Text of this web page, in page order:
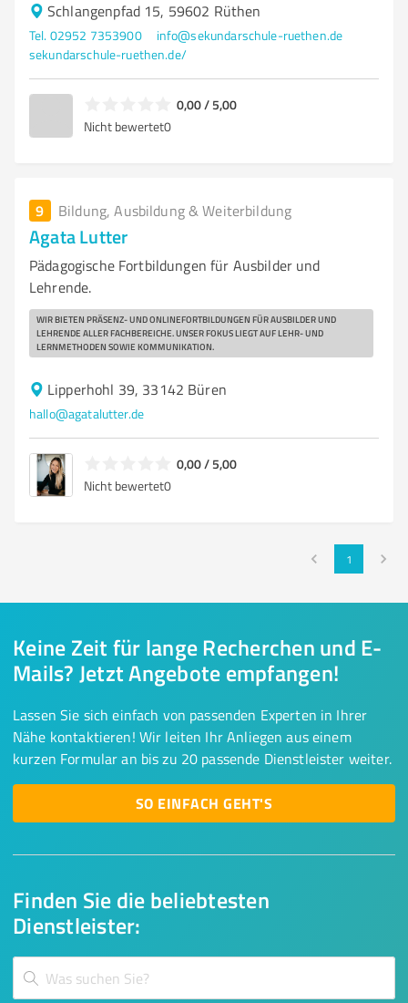
Schlangenpfad 15, 59602 Rüthen
Tel. 02952 7353900
info@sekundarschule-ruethen.de
sekundarschule-ruethen.de/
0,00 / 5,00
Nicht bewertet0
9 Bildung, Ausbildung & Weiterbildung
Agata Lutter
Pädagogische Fortbildungen für Ausbilder und
Lehrende.
WIR BIETEN PRÄSENZ- UND ONLINEFORTBILDUNGEN FÜR AUSBILDER UND
LEHRENDE ALLER FACHBEREICHE. UNSER FOKUS LIEGT AUF LEHR- UND
LERNMETHODEN SOWIE KOMMUNIKATION.
Lipperhohl 39, 33142 Büren
hallo@agatalutter.de
0,00 / 5,00
Nicht bewertet0
1
Finden Sie die beliebtesten
Dienstleister:
Keine Zeit für lange Recherchen und E-
Mails? Jetzt Angebote empfangen!
Lassen Sie sich einfach von passenden Experten in Ihrer
Nähe kontaktieren! Wir leiten Ihr Anliegen aus einem
kurzen Formular an bis zu 20 passende Dienstleister weiter.
SO EINFACH GEHT'S